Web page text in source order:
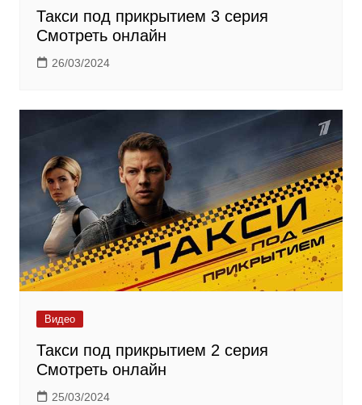
Такси под прикрытием 3 серия
Смотреть онлайн
26/03/2024
Видео
Такси под прикрытием 2 серия
Смотреть онлайн
25/03/2024